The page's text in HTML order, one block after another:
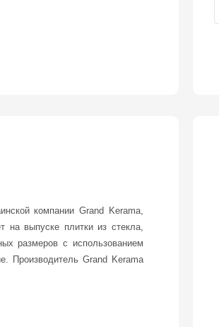
компании Grand Kerama,
на выпуске плитки из стекла,
размеров с использованием
Производитель Grand Kerama